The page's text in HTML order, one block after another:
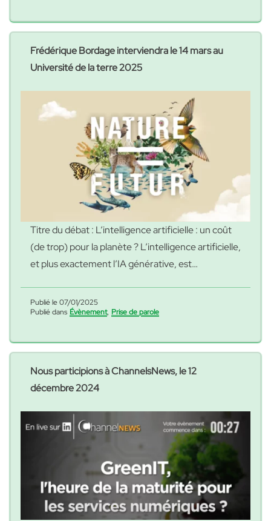
Frédérique Bordage interviendra le 14 mars au
Université de la terre 2025
Titre du débat : L’intelligence artificielle : un coût
(de trop) pour la planète ? L’intelligence artificielle,
et plus exactement l’IA générative, est
révolutionné nos usages numériques au quotidien,
permettant aux systèmes GPS de calculer nos
Publié le 07/01/2025
Publié dans Évènement, Prise de parole
Nous participions à ChannelsNews, le 12
décembre 2024